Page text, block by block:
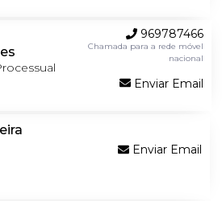
969787466
Chamada para a rede móvel
nacional
Enviar Email
Enviar Email